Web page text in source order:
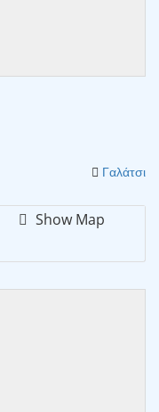
Γαλάτσι
Show Map